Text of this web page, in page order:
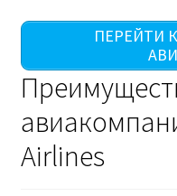
ПЕРЕЙТИ
Airlines